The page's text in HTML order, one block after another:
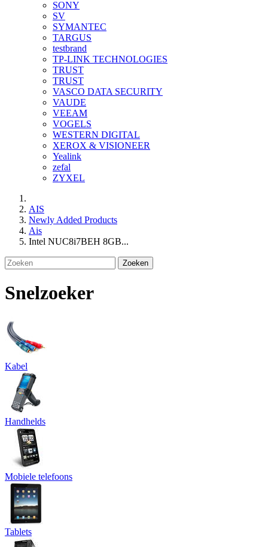
SONY
SV
SYMANTEC
TARGUS
testbrand
TP-LINK TECHNOLOGIES
TRUST
TRUST
VASCO DATA SECURITY
VAUDE
VEEAM
VOGELS
WESTERN DIGITAL
XEROX & VISIONEER
Yealink
zefal
ZYXEL
AIS
Newly Added Products
Ais
Intel NUC8i7BEH 8GB...
Zoeken
Snelzoeker
Kabel
Handhelds
Mobiele telefoons
Tablets